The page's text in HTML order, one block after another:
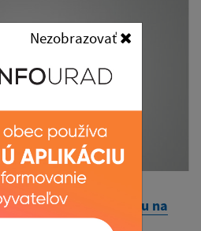
Nezobrazovať
o vydanie súhlasu na